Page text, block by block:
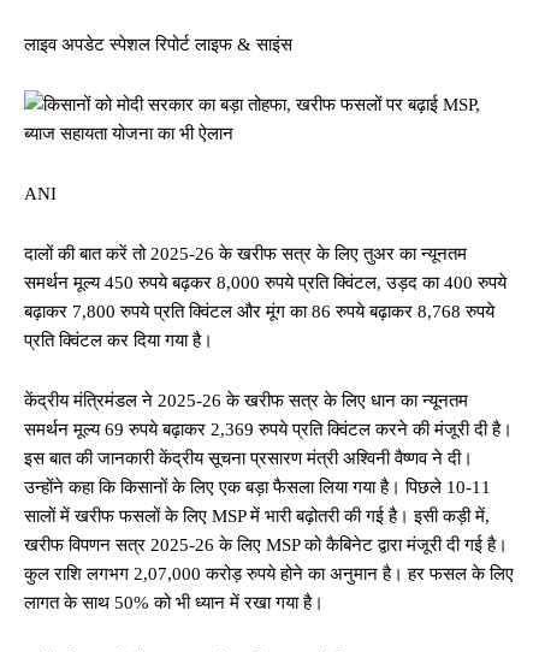
लाइव अपडेट स्पेशल रिपोर्ट लाइफ & साइंस
ANI
दालों की बात करें तो 2025-26 के खरीफ सत्र के लिए तुअर का न्यूनतम
समर्थन मूल्य 450 रुपये बढ़कर 8,000 रुपये प्रति क्विंटल, उड़द का 400 रुपये
बढ़ाकर 7,800 रुपये प्रति क्विंटल और मूंग का 86 रुपये बढ़ाकर 8,768 रुपये
प्रति क्विंटल कर दिया गया है।
केंद्रीय मंत्रिमंडल ने 2025-26 के खरीफ सत्र के लिए धान का न्यूनतम
समर्थन मूल्य 69 रुपये बढ़ाकर 2,369 रुपये प्रति क्विंटल करने की मंजूरी दी है।
इस बात की जानकारी केंद्रीय सूचना प्रसारण मंत्री अश्विनी वैष्णव ने दी।
उन्होंने कहा कि किसानों के लिए एक बड़ा फैसला लिया गया है। पिछले 10-11
सालों में खरीफ फसलों के लिए MSP में भारी बढ़ोतरी की गई है। इसी कड़ी में,
खरीफ विपणन सत्र 2025-26 के लिए MSP को कैबिनेट द्वारा मंजूरी दी गई है।
कुल राशि लगभग 2,07,000 करोड़ रुपये होने का अनुमान है। हर फसल के लिए
लागत के साथ 50% को भी ध्यान में रखा गया है।